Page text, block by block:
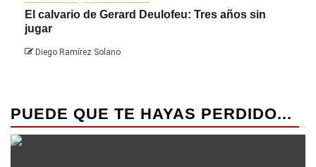
El calvario de Gerard Deulofeu: Tres años sin
jugar
Diego Ramírez Solano
PUEDE QUE TE HAYAS PERDIDO...